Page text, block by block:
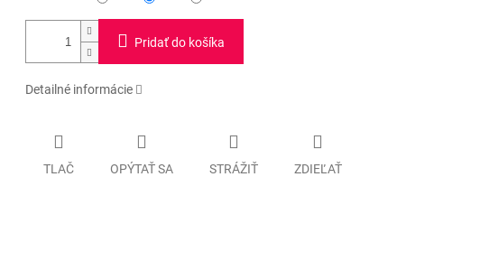
Pridať do košíka
Detailné informácie
TLAČ OPÝTAŤ SA STRÁŽIŤ ZDIEĽAŤ